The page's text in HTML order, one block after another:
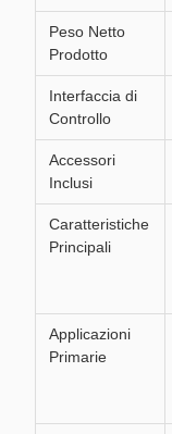
Peso Netto
Prodotto
Interfaccia di
Controllo
Accessori
Inclusi
Caratteristiche
Principali
Applicazioni
Primarie